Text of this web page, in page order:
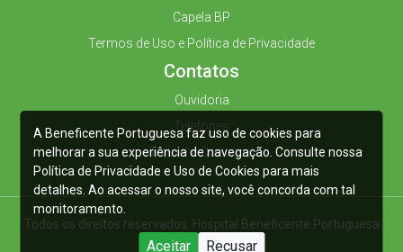
Capela BP
Termos de Uso e Política de Privacidade
Contatos
Ouvidoria
Telefones
Trabalhe Conosco
Todos os direitos reservados. Hospital Beneficente Portuguesa
2025
A Beneficente Portuguesa faz uso de cookies para
melhorar a sua experiência de navegação. Consulte nossa
Política de Privacidade e Uso de Cookies para mais
detalhes. Ao acessar o nosso site, você concorda com tal
monitoramento.
Aceitar Recusar